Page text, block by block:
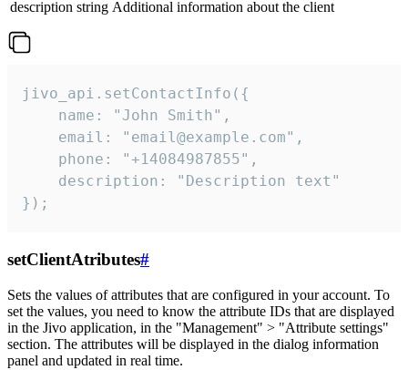
description string Additional information about the client
jivo_api.setContactInfo({
    name: "John Smith",
    email: "email@example.com",
    phone: "+14084987855",
    description: "Description text"
});
setClientAtributes#
Sets the values ​​of attributes that are configured in your account. To
set the values, you need to know the attribute IDs that are displayed
in the Jivo application, in the "Management" > "Attribute settings"
section. The attributes will be displayed in the dialog information
panel and updated in real time.